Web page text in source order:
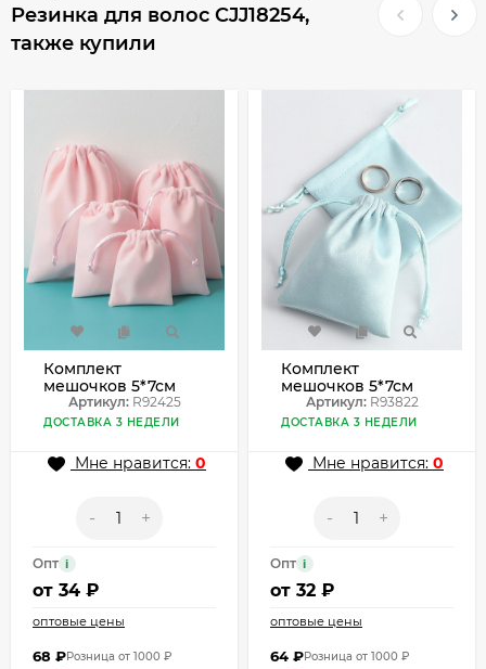
Резинка для волос CJJ18254,
также купили
Комплект
мешочков 5*7см
(2шт) R92425
Артикул:R92425
ДОСТАВКА 3 НЕДЕЛИ
Мне нравится: 0
- +
Опт i
от 34 ₽
оптовые цены
68 ₽Розница от 1000 ₽
Комплект
мешочков 5*7см
(2шт) R93822
Артикул:R93822
ДОСТАВКА 3 НЕДЕЛИ
Мне нравится: 0
- +
Опт i
от 32 ₽
оптовые цены
64 ₽Розница от 1000 ₽